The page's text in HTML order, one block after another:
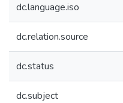
dc.language.iso
dc.relation.source
dc.status
dc.subject